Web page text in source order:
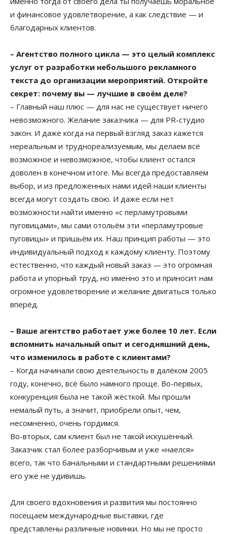
и финансовое удовлетворение, а как следствие — и
благодарных клиентов.
– Агентство полного цикла — это целый комплекс
услуг от разработки небольшого рекламного
текста до организации мероприятий. Откройте
секрет: почему вы — лучшие в своём деле?
– Главный наш плюс — для нас не существует ничего
невозможного. Желание заказчика — для PR-студио
закон. И даже когда на первый взгляд заказ кажется
нереальным и труднореализуемым, мы делаем всё
возможное и невозможное, чтобы клиент остался
доволен в конечном итоге. Мы всегда предоставляем
выбор, и из предложенных нами идей наши клиенты
всегда могут создать свою. И даже если нет
возможности найти именно «с перламутровыми
пуговицами», мы сами отольём эти «перламутровые
пуговицы» и пришьём их. Наш принцип работы — это
индивидуальный подход к каждому клиенту. Поэтому
естественно, что каждый новый заказ — это огромная
работа и упорный труд, но именно это и приносит нам
огромное удовлетворение и желание двигаться только
вперёд.
– Ваше агентство работает уже более 10 лет. Если
вспомнить начальный опыт и сегодняшний день,
что изменилось в работе с клиентами?
– Когда начинали свою деятельность в далёком 2005
году, конечно, всё было намного проще. Во-первых,
конкуренция была не такой жёсткой. Мы прошли
немалый путь, а значит, приобрели опыт, чем,
несомненно, очень гордимся.
Во-вторых, сам клиент был не такой искушённый.
Заказчик стал более разборчивым и уже «наелся»
всего, так что банальными и стандартными решениями
его уже не удивишь.
Для своего вдохновения и развития мы постоянно
посещаем международные выставки, где
представлены различные новинки. Но мы не просто